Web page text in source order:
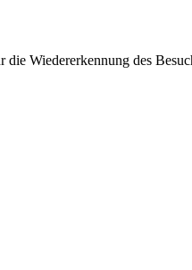
Wiedererkennung des